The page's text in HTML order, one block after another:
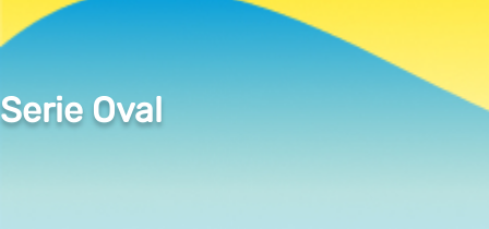
Serie Oval